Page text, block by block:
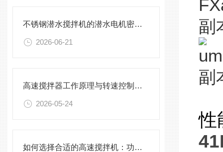
不锈钢潜水搅拌机的潜水电机密封与泄漏保护
2026-06-21
高速搅拌器工作原理与转速控制技术分析
2026-05-24
如何选择合适的高速搅拌机：功率、转速、搅拌桨叶与物料适配性分析
性